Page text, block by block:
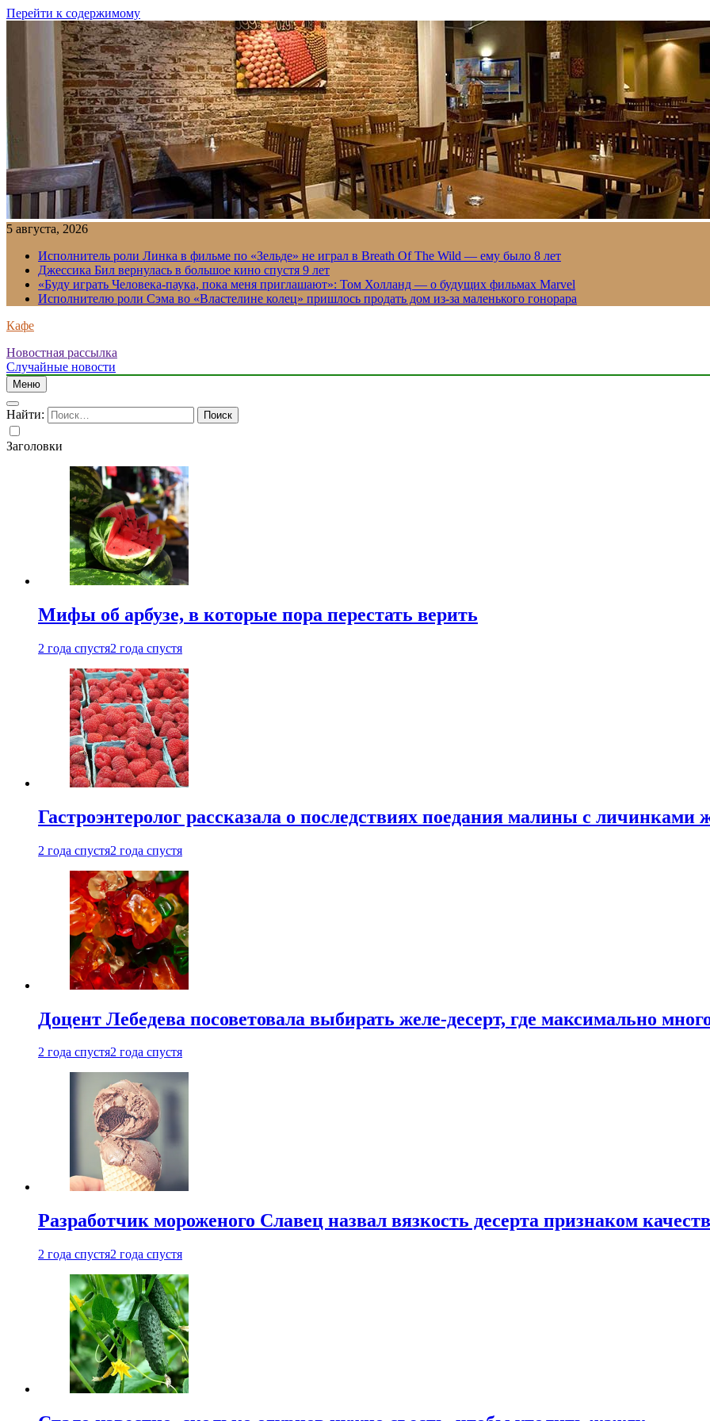
Перейти к содержимому
5 августа, 2026
Исполнитель роли Линка в фильме по «Зельде» не играл в Breath Of The Wild — ему было 8 лет
Джессика Бил вернулась в большое кино спустя 9 лет
«Буду играть Человека-паука, пока меня приглашают»: Том Холланд — о будущих фильмах Marvel
Исполнителю роли Сэма во «Властелине колец» пришлось продать дом из-за маленького гонорара
Кафе
Новостная рассылка
Случайные новости
Меню
Найти:
Заголовки
Мифы об арбузе, в которые пора перестать верить
2 года спустя2 года спустя
Гастроэнтеролог рассказала о последствиях поедания малины с личинками
2 года спустя2 года спустя
Доцент Лебедева посоветовала выбирать желе-десерт, где максимально
2 года спустя2 года спустя
Разработчик мороженого Славец назвал вязкость десерта признаком
2 года спустя2 года спустя